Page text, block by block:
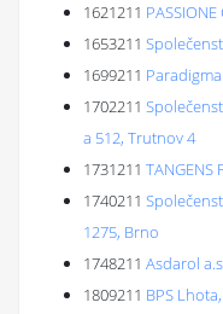
1621211 PASSIONE
1653211
1699211
1702211
a 512, Trutnov 4
1731211 TANGENS
1740211
1275, Brno
1748211 Asdarol
1809211 BPS